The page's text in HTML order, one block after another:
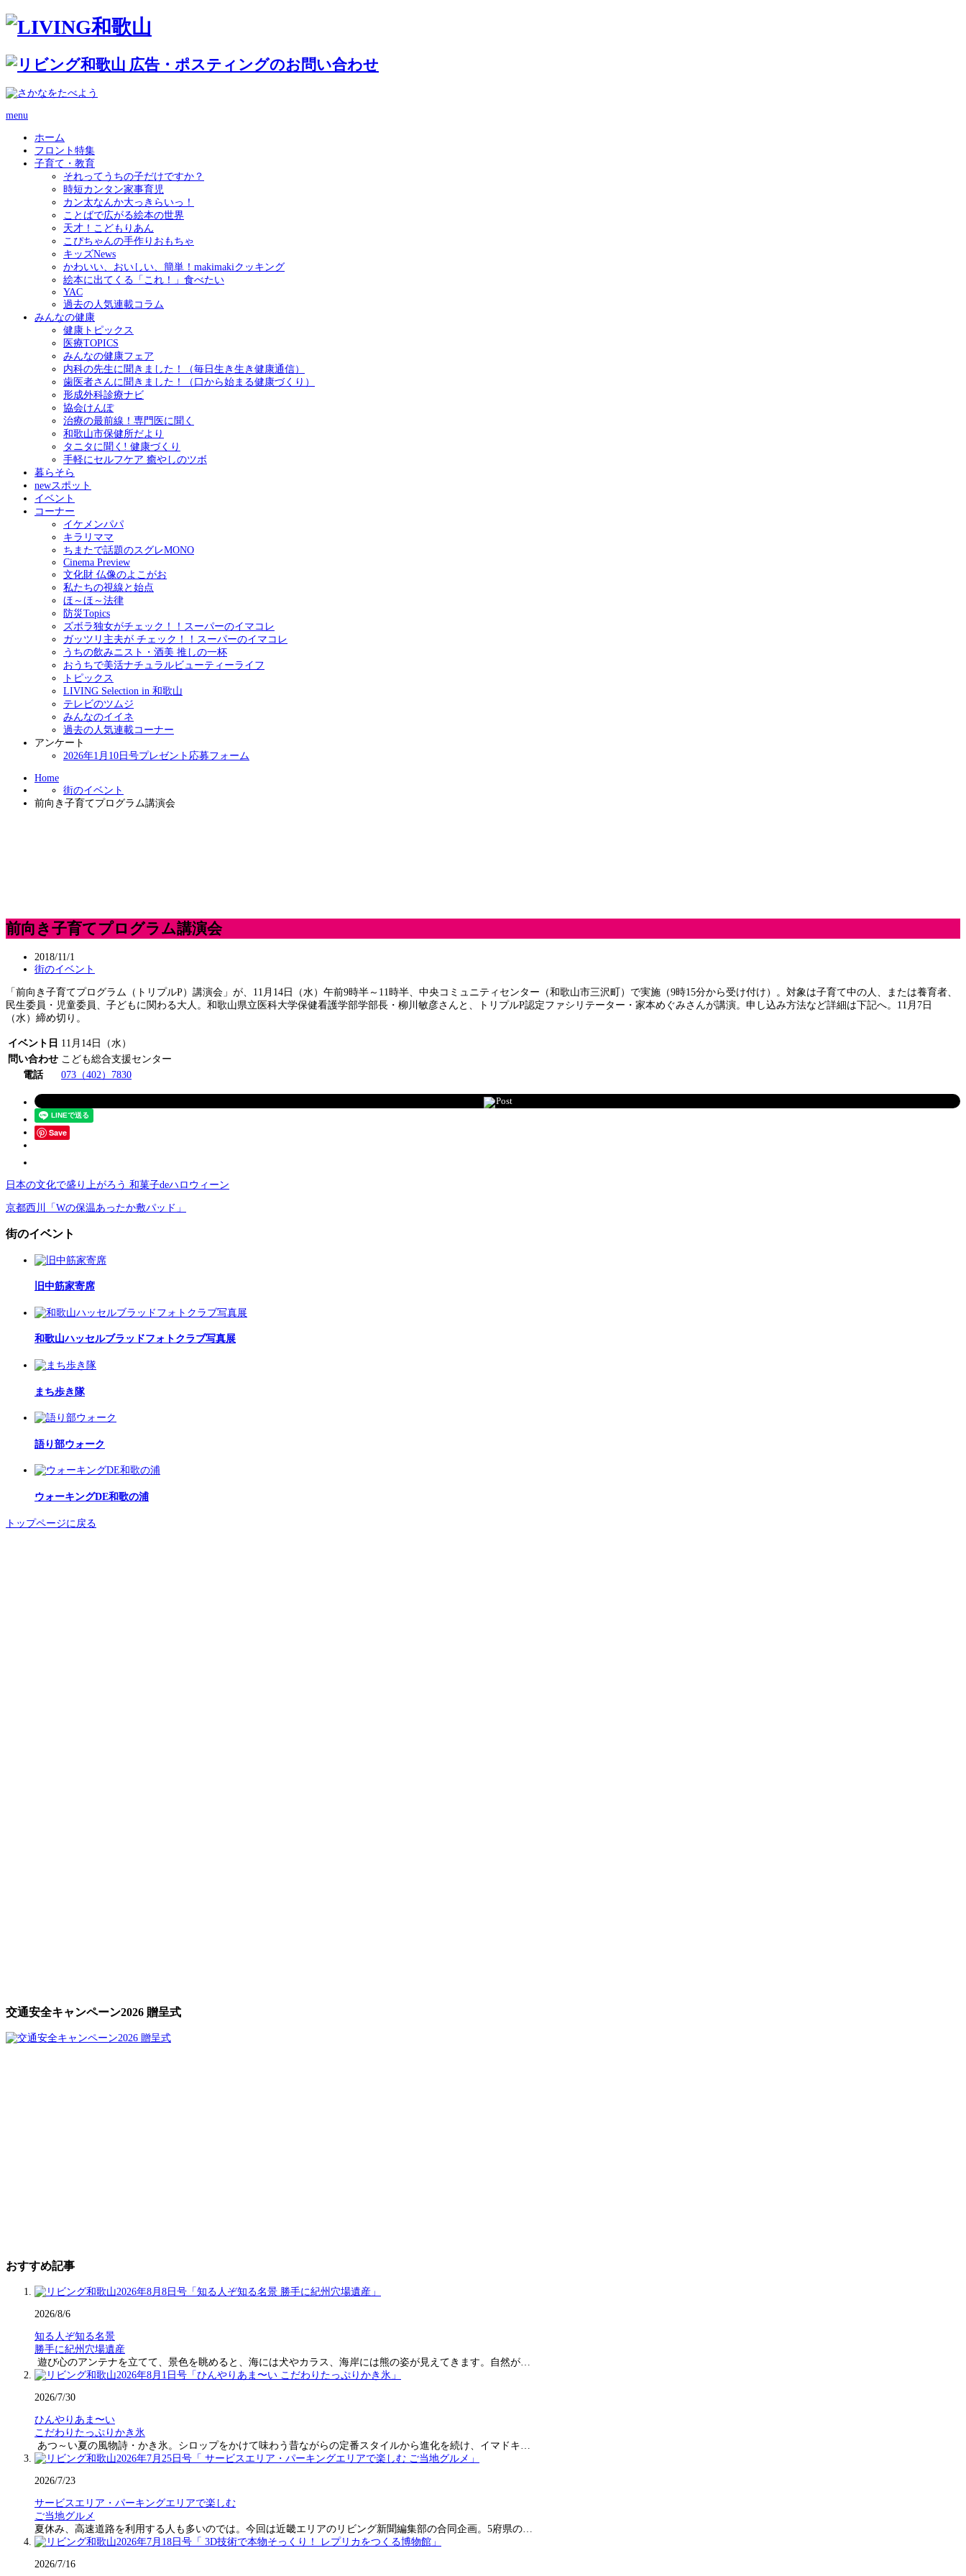
menu
ホーム
フロント特集
子育て・教育
それってうちの子だけですか？
時短カンタン家事育児
カン太なんか大っきらいっ！
ことばで広がる絵本の世界
天才！こどもりあん
こぴちゃんの手作りおもちゃ
キッズNews
かわいい、おいしい、簡単！makimakiクッキング
絵本に出てくる「これ！」食べたい
YAC
過去の人気連載コラム
みんなの健康
健康トピックス
医療TOPICS
みんなの健康フェア
内科の先生に聞きました！（毎日生き生き健康通信）
歯医者さんに聞きました！（口から始まる健康づくり）
形成外科診療ナビ
協会けんぽ
治療の最前線！専門医に聞く
和歌山市保健所だより
タニタに聞く! 健康づくり
手軽にセルフケア 癒やしのツボ
暮らそら
newスポット
イベント
コーナー
イケメンパパ
キラリママ
ちまたで話題のスグレMONO
Cinema Preview
文化財 仏像のよこがお
私たちの視線と始点
ほ～ほ～法律
防災Topics
ズボラ独女がチェック！！スーパーのイマコレ
ガッツリ主夫が チェック！！スーパーのイマコレ
うちの飲みニスト・酒美 推しの一杯
おうちで美活ナチュラルビューティーライフ
トピックス
LIVING Selection in 和歌山
テレビのツムジ
みんなのイイネ
過去の人気連載コーナー
アンケート
2026年1月10日号プレゼント応募フォーム
Home
街のイベント
前向き子育てプログラム講演会
前向き子育てプログラム講演会
2018/11/1
街のイベント
「前向き子育てプログラム（トリプルP）講演会」が、11月14日（水）午前9時半～11時半、中央コミュニティセンター（和歌山市三沢町）で実施（9時15分から受け付け）。対象は子育て中の人、または養育者、
民生委員・児童委員、子どもに関わる大人。和歌山県立医科大学保健看護学部学部長・柳川敏彦さんと、トリプルP認定ファシリテーター・家本めぐみさんが講演。申し込み方法など詳細は下記へ。11月7日
（水）締め切り。
イベント日 11月14日（水）
問い合わせ こども総合支援センター
電話
073（402）7830
Post
Save
日本の文化で盛り上がろう 和菓子deハロウィーン
京都西川「Wの保温あったか敷パッド」
街のイベント
旧中筋家寄席
和歌山ハッセルブラッドフォトクラブ写真展
まち歩き隊
語り部ウォーク
ウォーキングDE和歌の浦
トップページに戻る
交通安全キャンペーン2026 贈呈式
おすすめ記事
2026/8/6
知る人ぞ知る名景
勝手に紀州穴場遺産
遊び心のアンテナを立てて、景色を眺めると、海には犬やカラス、海岸には熊の姿が見えてきます。自然が…
2026/7/30
ひんやりあま〜い
こだわりたっぷりかき氷
あつ～い夏の風物詩・かき氷。シロップをかけて味わう昔ながらの定番スタイルから進化を続け、イマドキ…
2026/7/23
サービスエリア・パーキングエリアで楽しむ
ご当地グルメ
夏休み、高速道路を利用する人も多いのでは。今回は近畿エリアのリビング新聞編集部の合同企画。5府県の…
2026/7/16